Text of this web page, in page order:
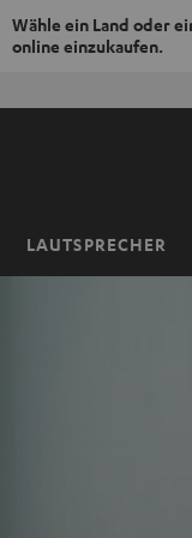
Wähle ein Land oder
online einzukaufen.
LAUTSPRECHER
Startseite